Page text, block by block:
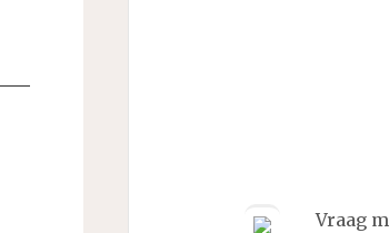
Vraag